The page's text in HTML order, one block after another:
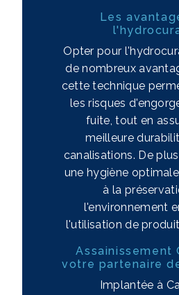
Les
Opter pour
de nombreux
cette technique
les risques
fuite, tout en
meilleure
canalisations. De
une hygiène
à la
l'environnement
l'utilisation de
Assainissement
votre partenaire
Implantée à